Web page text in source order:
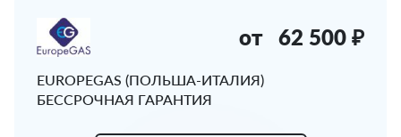
EUROPEGAS (ПОЛЬША-ИТАЛИЯ)
БЕССРОЧНАЯ ГАРАНТИЯ
от 62 500 ₽